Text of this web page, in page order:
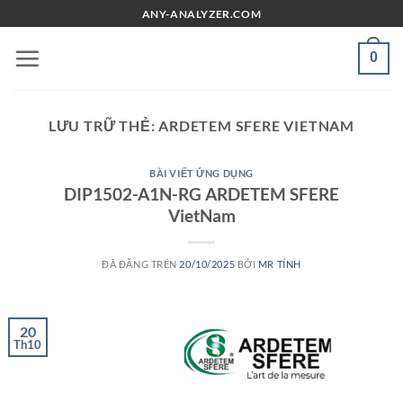
đến
nội
ANY-ANALYZER.COM
0
LƯU TRỮ THẺ:ARDETEM SFERE VIETNAM
BÀI VIẾT ỨNG DỤNG
DIP1502-A1N-RG ARDETEM SFERE
VietNam
ĐÃ ĐĂNG TRÊN 20/10/2025 BỞI MR TÍNH
20
Th10